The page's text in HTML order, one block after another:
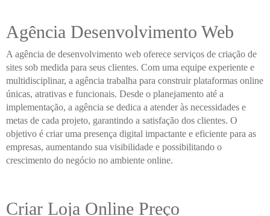
Agência Desenvolvimento Web
A agência de desenvolvimento web oferece serviços de criação de
sites sob medida para seus clientes. Com uma equipe experiente e
multidisciplinar, a agência trabalha para construir plataformas online
únicas, atrativas e funcionais. Desde o planejamento até a
implementação, a agência se dedica a atender às necessidades e
metas de cada projeto, garantindo a satisfação dos clientes. O
objetivo é criar uma presença digital impactante e eficiente para as
empresas, aumentando sua visibilidade e possibilitando o
crescimento do negócio no ambiente online.
Criar Loja Online Preço